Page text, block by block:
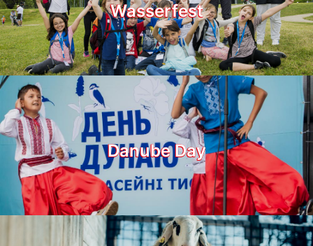
Wasserfest
Danube Day